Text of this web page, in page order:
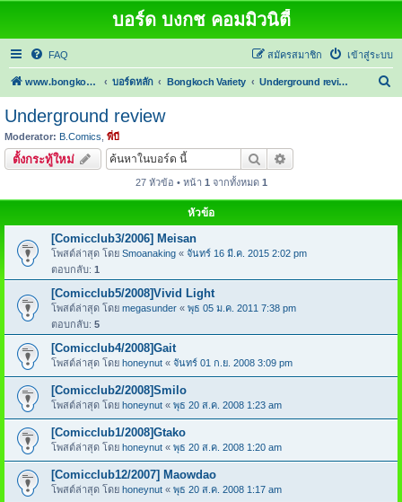
บอร์ด บงกช คอมมิวนิตี้
FAQ เข้าสู่ระบบ
สมัครสมาชิก
www.bongkoch.com บอร์ดหลัก Bongkoch Variety Underground review
Underground review
Moderator: B.Comics พี่บี
ตั้งกระทู้ใหม่ ค้นหา
27 หัวข้อ • หน้า 1 จากทั้งหมด 1
หัวข้อ
[Comicclub3/2006] Meisan
โพสต์ล่าสุด โดย Smoanaking « จันทร์ 16 มี.ค. 2015 2:02 pm
ตอบกลับ: 1
[Comicclub5/2008]Vivid Light
โพสต์ล่าสุด โดย megasunder « พุธ 05 ม.ค. 2011 7:38 pm
ตอบกลับ: 5
[Comicclub4/2008]Gait
โพสต์ล่าสุด โดย honeynut « จันทร์ 01 ก.ย. 2008 3:09 pm
[Comicclub2/2008]Smilo
โพสต์ล่าสุด โดย honeynut « พุธ 20 ส.ค. 2008 1:23 am
[Comicclub1/2008]Gtako
โพสต์ล่าสุด โดย honeynut « พุธ 20 ส.ค. 2008 1:20 am
[Comicclub12/2007] Maowdao
โพสต์ล่าสุด โดย honeynut « พุธ 20 ส.ค. 2008 1:17 am